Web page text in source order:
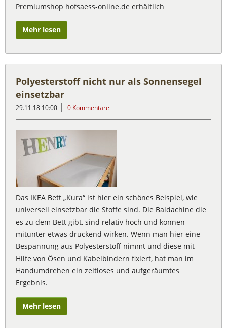
Premiumshop hofsaess-online.de erhältlich
Mehr lesen
Polyesterstoff nicht nur als Sonnensegel
einsetzbar
29.11.18 10:00 0 Kommentare
Das IKEA Bett „Kura“ ist hier ein schönes Beispiel, wie
universell einsetzbar die Stoffe sind. Die Baldachine die
es zu dem Bett gibt, sind relativ hoch und können
mitunter etwas drückend wirken. Wenn man hier eine
Bespannung aus Polyesterstoff nimmt und diese mit
Hilfe von Ösen und Kabelbindern fixiert, hat man im
Handumdrehen ein zeitloses und aufgeräumtes
Ergebnis.
Mehr lesen